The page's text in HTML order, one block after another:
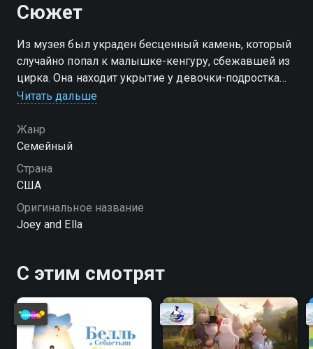
Сюжет
Из музея был украден бесценный камень, который
случайно попал к малышке-кенгуру, сбежавшей из
цирка. Она находит укрытие у девочки-подростка
Эллы, которая помогает ей спастись от
Читать дальше
Жанр
Cемейный
Страна
США
Оригинальное название
Joey and Ella
С этим смотрят